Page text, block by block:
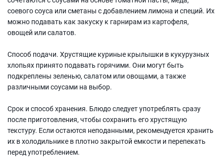
соевого соуса или сметаны с добавлением лимона и специй. Их
можно подавать как закуску к гарнирам из картофеля,
овощей или салатов.
Способ подачи. Хрустящие куриные крылышки в кукурузных
хлопьях принято подавать горячими. Они могут быть
подкреплены зеленью, салатом или овощами, а также
различными соусами на выбор.
Срок и способ хранения. Блюдо следует употреблять сразу
после приготовления, чтобы сохранить его хрустящую
текстуру. Если остаются неподанными, рекомендуется хранить
их в холодильнике в плотно закрытой емкости и перепекать
перед употреблением.